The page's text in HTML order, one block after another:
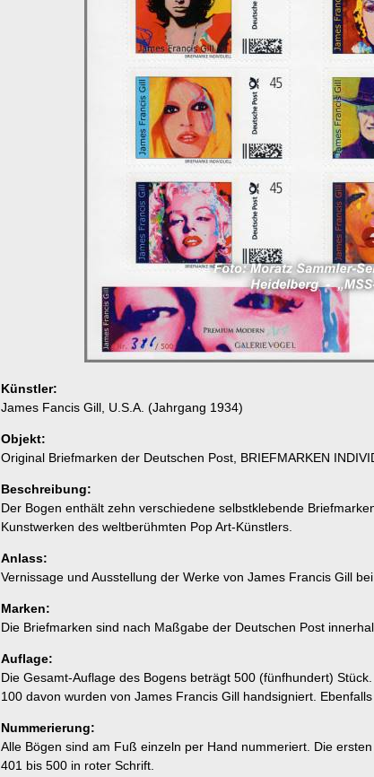
Künstler:
James Fancis Gill, U.S.A. (Jahrgang 1934)
Objekt:
Original Briefmarken der Deutschen Post, BRIEFMARKEN
Beschreibung:
Der Bogen enthält zehn verschiedene selbstklebende
Kunstwerken des weltberühmten Pop Art-Künstlers.
Anlass:
Vernissage und Ausstellung der Werke von James Francis Gill
Marken:
Die Briefmarken sind nach Maßgabe der Deutschen Post
Auflage:
Die Gesamt-Auflage des Bogens beträgt 500 (fünfhundert) Stück.
100 davon wurden von James Francis Gill handsigniert.
Nummerierung:
Alle Bögen sind am Fuß einzeln per Hand nummeriert. Die
401 bis 500 in roter Schrift.